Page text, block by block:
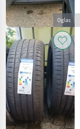
Oglas